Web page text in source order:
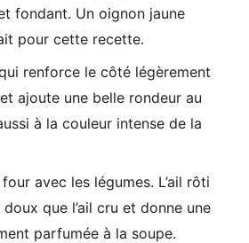
fondant. Un oignon jaune
pour cette recette.
renforce le côté légèrement
ajoute une belle rondeur au
à la couleur intense de la
avec les légumes. L’ail rôti
que l’ail cru et donne une
parfumée à la soupe.